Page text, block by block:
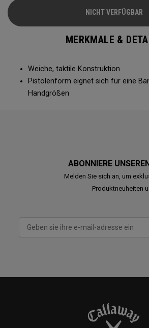
NICHT VERFÜGBAR
MERKMALE &
Weiche, taktile Konstruktion
Pistolenform eignet sich für eine
Handgrößen
ABONNIERE
Melden Sie sich an, um
Produktneuheiten